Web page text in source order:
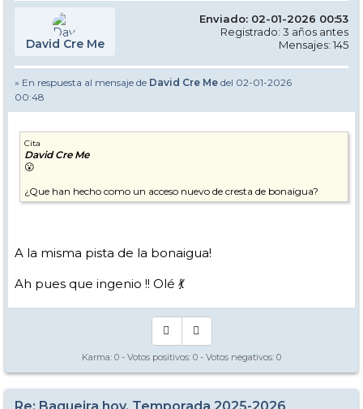
David Cre Me
Enviado: 02-01-2026 00:53
Registrado: 3 años antes
Mensajes: 145
» En respuesta al mensaje de David Cre Me del 02-01-2026
00:48
Cita
David Cre Me
😮
¿Que han hecho como un acceso nuevo de cresta de bonaigua?
A la misma pista de la bonaigua!
Ah pues que ingenio !! Olé 💃
Karma: 0 - Votos positivos: 0 - Votos negativos: 0